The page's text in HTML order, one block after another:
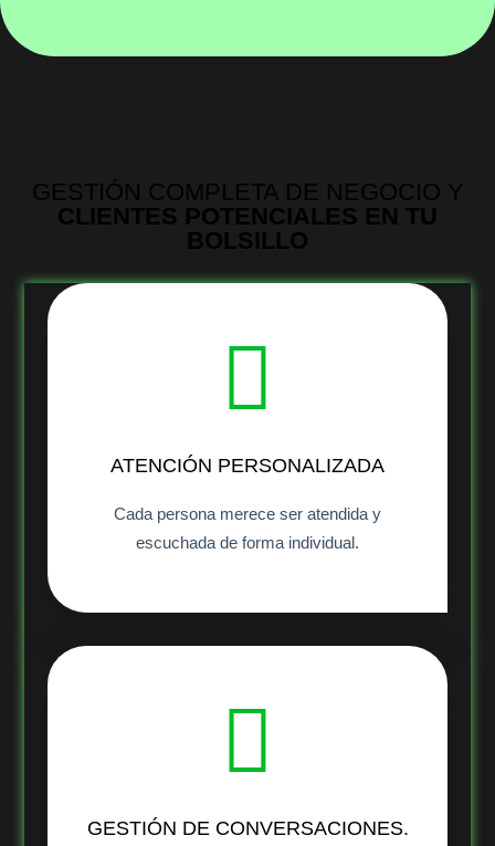
GESTIÓN COMPLETA DE NEGOCIO Y
CLIENTES POTENCIALES EN TU
BOLSILLO
ATENCIÓN PERSONALIZADA
Cada persona merece ser atendida y
escuchada de forma individual.
GESTIÓN DE CONVERSACIONES.